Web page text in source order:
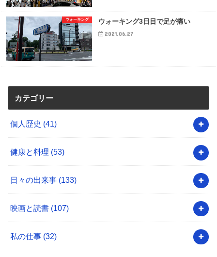
ウォーキング ウォーキング3日目で足が痛い
2021.06.27
カテゴリー
個人歴史 (41)
健康と料理 (53)
日々の出来事 (133)
映画と読書 (107)
私の仕事 (32)